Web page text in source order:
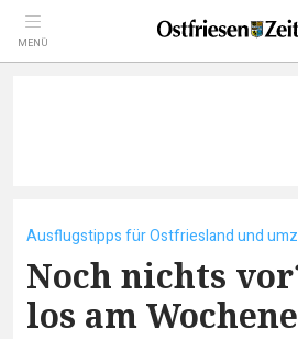
MENÜ
Ausflugstipps für Ostfriesland und
Noch nichts
los am